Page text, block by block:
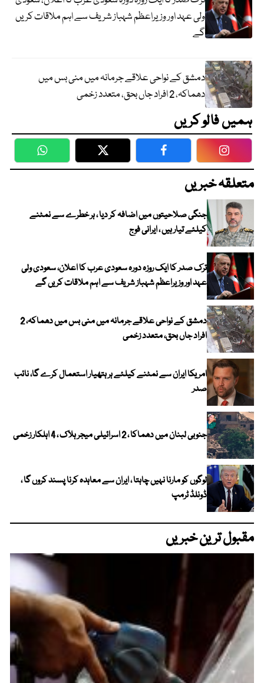
ولی عہد اور وزیراعظم شہباز شریف سے اہم ملاقات کریں
گے
دمشق کے نواحی علاقے جرمانہ میں منی بس میں
دھماکہ، 2 افراد جاں بحق، متعدد زخمی
ہمیں فالو کریں
WhatsApp Twitter Facebook
متعلقہ خبریں
جنگی صلاحیتوں میں اضافہ کر دیا ، ہر خطرے سے نمٹنے
کیلئے تیار ہیں ، ایرانی فوج
ترک صدر کا ایک روزہ دورہ سعودی عرب کا اعلان، سعودی ولی
عہد اور وزیراعظم شہباز شریف سے اہم ملاقات کریں گے
دمشق کے نواحی علاقے جرمانہ میں منی بس میں دھماکہ، 2
افراد جاں بحق، متعدد زخمی
امریکا ایران سے نمٹنے کیلئے ہر ہتھیار استعمال کرے گا، نائب
صدر
جنوبی لبنان میں دھماکا ، 2 اسرائیلی میجر ہلاک ، 4 اہلکار زخمی
لوگوں کو مارنا نہیں چاہتا ، ایران سے معاہدہ کرنا پسند کروں گا ،
ڈونلڈ ٹرمپ
مقبول ترین خبریں